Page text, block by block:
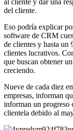
al cliente y dar una
del cliente.
Eso podría explicar
software de CRM
de clientes y hasta un
clientes lucrativos.
que buscan obtener
creciendo.
Nueve de cada diez
empresas, informan
informan un progreso
clientela debido al